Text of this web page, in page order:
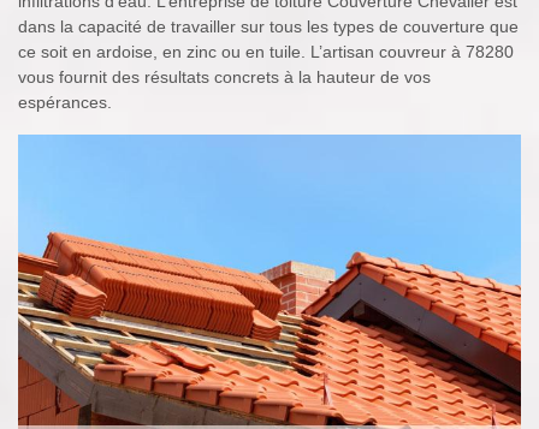
dans la capacité de travailler sur tous les types de couverture que
ce soit en ardoise, en zinc ou en tuile. L’artisan couvreur à 78280
vous fournit des résultats concrets à la hauteur de vos
espérances.